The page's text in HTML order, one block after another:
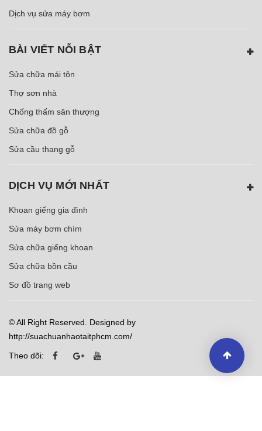
Dịch vụ sửa máy bơm
BÀI VIẾT NỖI BẬT
Sửa chữa mái tôn
Thợ sơn nhà
Chống thấm sân thượng
Sửa chữa đồ gỗ
Sửa cầu thang gỗ
DỊCH VỤ MỚI NHẤT
Khoan giếng gia đình
Sửa máy bơm chìm
Sửa chữa giếng khoan
Sửa chữa bồn cầu
Sơ đồ trang web
© All Right Reserved. Designed by
http://suachuanhaotaitphcm.com/
Theo dõi: